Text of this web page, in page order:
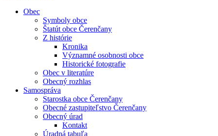
Obec
Symboly obce
Štatút obce Čerenčany
Z histórie
Kronika
Významné osobnosti obce
Historické fotografie
Obec v literatúre
Obecný rozhlas
Samospráva
Starostka obce Čerenčany
Obecné zastupiteľstvo Čerenčany
Obecný úrad
Kontakt
Úradná tabuľa